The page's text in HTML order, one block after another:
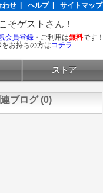
わせ ヘルプ| サイトマップ
そゲストさん！
会員登録 ・ご利用は無料です！
をお持ちの方はコチラ
ストア
ブログ (0)